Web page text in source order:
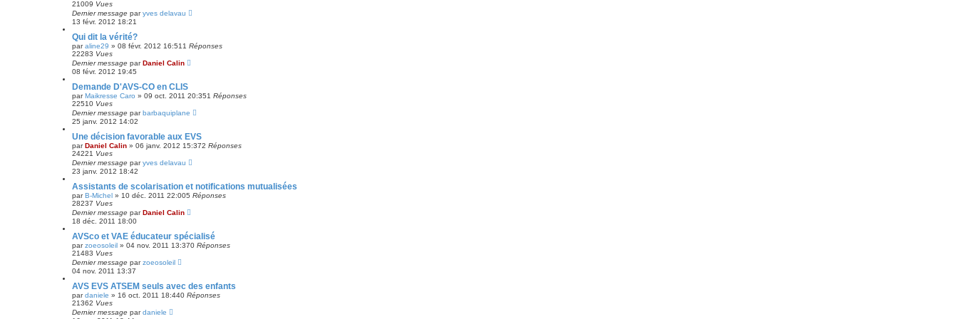
21009 Vues
Dernier message paryves delavau
13 févr. 2012 18:21
Qui dit la vérité?
paraline29 » 08 févr. 2012 16:51 1 Réponses
22283 Vues
Dernier message parDaniel Calin
08 févr. 2012 19:45
Demande D'AVS-CO en CLIS
parMaikresse Caro » 09 oct. 2011 20:351 Réponses
22510 Vues
Dernier message parbarbaquiplane
25 janv. 2012 14:02
Une décision favorable aux EVS
parDaniel Calin » 06 janv. 2012 15:372 Réponses
24221 Vues
Dernier message paryves delavau
23 janv. 2012 18:42
Assistants de scolarisation et notifications mutualisées
parB-Michel » 10 déc. 2011 22:005 Réponses
28237 Vues
Dernier message parDaniel Calin
18 déc. 2011 18:00
AVSco et VAE éducateur spécialisé
parzoeosoleil » 04 nov. 2011 13:370 Réponses
21483 Vues
Dernier message parzoeosoleil
04 nov. 2011 13:37
AVS EVS ATSEM seuls avec des enfants
pardaniele » 16 oct. 2011 18:440 Réponses
21362 Vues
Dernier message pardaniele